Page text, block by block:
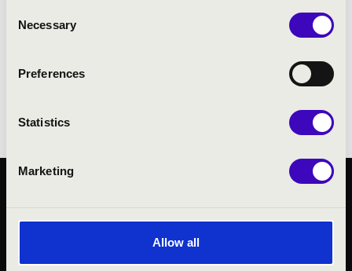
Selection
Necessary
Preferences
Statistics
Marketing
Allow all
primáriusa, 2012 óta pedig a Budapesti
Vonósok Kamarazenekar koncertmestere. A
játszik újra rendszeresen, 2011-ben a
zenekar Végh Sándor Versenyének egyik
ADATVÉDELMI
TÁJÉKOZTATÓ